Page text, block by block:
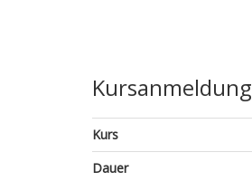
Kursanmeldung
Kurs
Dauer